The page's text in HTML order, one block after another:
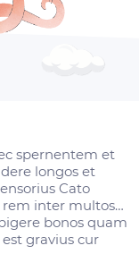
spernentem et
longos et
Cato
inter multos…
bonos quam
gravius cur